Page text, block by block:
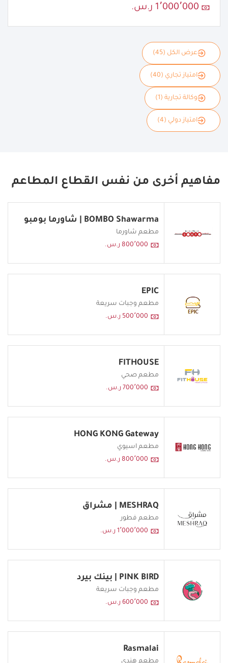
1٬000٬000 ر.س.
عرض الكل (45)
امتياز تجاري (40)
وكالة تجارية (1)
امتياز دولي (4)
مفاهيم أخرى من نفس القطاع المطاعم
BOMBO Shawarma | شاورما بومبو
مطعم شاورما
800٬000 ر.س.
EPIC
مطعم وجبات سريعة
500٬000 ر.س.
FITHOUSE
مطعم صحي
700٬000 ر.س.
HONG KONG Gateway
مطعم اسيوي
800٬000 ر.س.
MESHRAQ | مشراق
مطعم فطور
1٬000٬000 ر.س.
PINK BIRD | بينك بيرد
مطعم وجبات سريعة
600٬000 ر.س.
Rasmalai
مطعم هندي